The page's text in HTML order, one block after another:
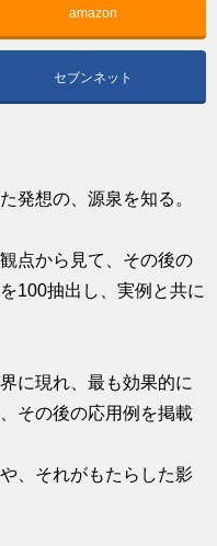
amazon
セブンネット
発想の、源泉を知る。
点から見て、その後の
100抽出し、実例と共に
に現れ、最も効果的に
その後の応用例を掲載
、それがもたらした影